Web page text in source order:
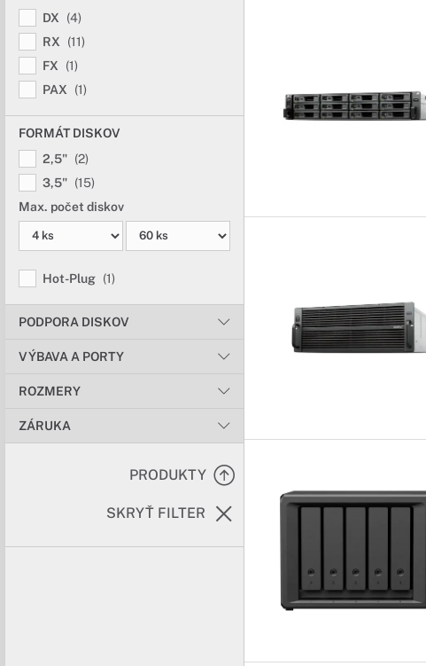
DX
(4)
RX
(11)
FX
(1)
PAX
(1)
FORMÁT DISKOV
2,5" (2)
3,5" (15)
Max. počet diskov
Hot-Plug (1)
PODPORA DISKOV
VÝBAVA A PORTY
ROZMERY
ZÁRUKA
PRODUKTY
SKRYŤ FILTER